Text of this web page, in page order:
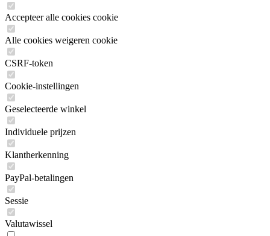
Accepteer alle cookies cookie
Alle cookies weigeren cookie
CSRF-token
Cookie-instellingen
Geselecteerde winkel
Individuele prijzen
Klantherkenning
PayPal-betalingen
Sessie
Valutawissel